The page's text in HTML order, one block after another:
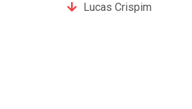
Lucas Crispim